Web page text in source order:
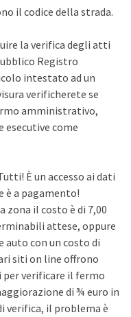
il codice della strada.
la verifica degli atti
Registro
intestato ad un
verificherete se
amministrativo,
esecutive come
È un accesso ai dati
è a pagamento!
zona il costo è di 7,00
attese, oppure
auto con un costo di
siti on line offrono
per verificare il fermo
di ¾ euro in
verifica, il problema è